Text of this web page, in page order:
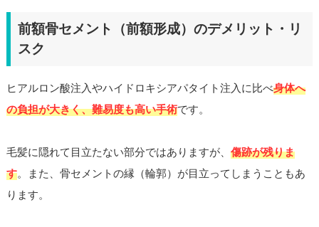
前額骨セメント（前額形成）のデメリット・リ
スク
ヒアルロン酸注入やハイドロキシアパタイト注入に比べ身体へ
の負担が大きく、難易度も高い手術です。
毛髪に隠れて目立たない部分ではありますが、 傷跡が残りま
す。また、骨セメントの縁（輪郭）が目立ってしまうこともあ
ります。